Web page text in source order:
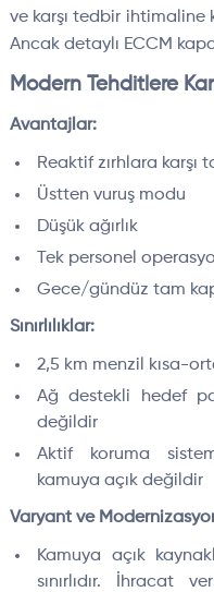
ve karşı tedbir ihtimaline
Ancak detaylı ECCM
Modern Tehditlere
Avantajlar:
Reaktif zırhlara karşı
Üstten vuruş modu
Düşük ağırlık
Tek personel
Gece/gündüz tam
Sınırlılıklar:
2,5 km menzil kısa-
Ağ destekli hedef
değildir
Aktif koruma
kamuya açık değildir
Varyant ve
Kamuya açık
sınırlıdır. İhracat